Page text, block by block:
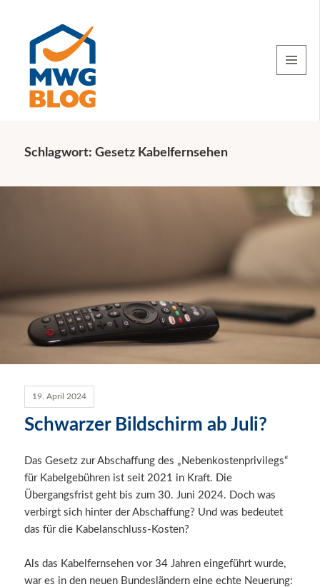
Schlagwort:Gesetz Kabelfernsehen
19. April 2024
Schwarzer Bildschirm ab Juli?
Das Gesetz zur Abschaffung des „Nebenkostenprivilegs“
für Kabelgebühren ist seit 2021 in Kraft. Die
Übergangsfrist geht bis zum 30. Juni 2024. Doch was
verbirgt sich hinter der Abschaffung? Und was bedeutet
das für die Kabelanschluss-Kosten?
Als das Kabelfernsehen vor 34 Jahren eingeführt wurde,
war es in den neuen Bundesländern eine echte Neuerung: